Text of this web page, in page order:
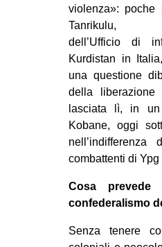
ESTREMO
MEDIO
violenza»: poche
Tanrikulu,
dell’Ufficio di
Kurdistan in
una questione
della
lasciata lì, in
Kobane, oggi
combattenti di Ypg
Cosa
confederalismo
Senza tenere